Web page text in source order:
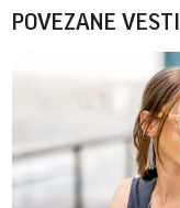
POVEZANE VESTI